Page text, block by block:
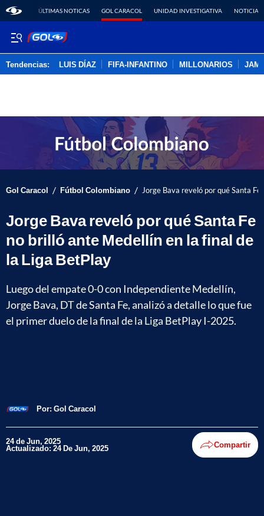
ÚLTIMAS NOTICAS GOL CARACOL UNIDAD INVESTIGATIVA NOTICIAS
Tendencias: LUIS DÍAZ FIFA-INFANTINO MILLONARIOS
Gol Caracol / Fútbol Colombiano / Jorge Bava reveló por qué Santa
Jorge Bava reveló por qué Santa Fe
no brilló ante Medellín en la final de
la Liga BetPlay
Luego del empate 0-0 con Independiente Medellín,
Jorge Bava, DT de Santa Fe, analizó a detalle lo que fue
el primer duelo de la final de la Liga BetPlay I-2025.
Por: Gol Caracol
24 de Jun, 2025
Actualizado: 24 De Jun, 2025 Compartir